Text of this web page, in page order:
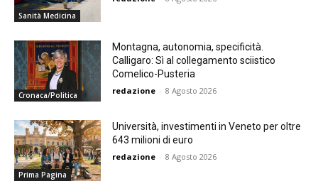
Sanità Medicina
Cronaca/Politica
Montagna, autonomia, specificità.
Calligaro: Sì al collegamento sciistico
Comelico-Pusteria
redazione - 8 Agosto 2026
Prima Pagina
Università, investimenti in Veneto per oltre
643 milioni di euro
redazione - 8 Agosto 2026